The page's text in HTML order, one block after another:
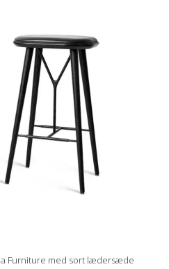
Furniture med sort lædersæde